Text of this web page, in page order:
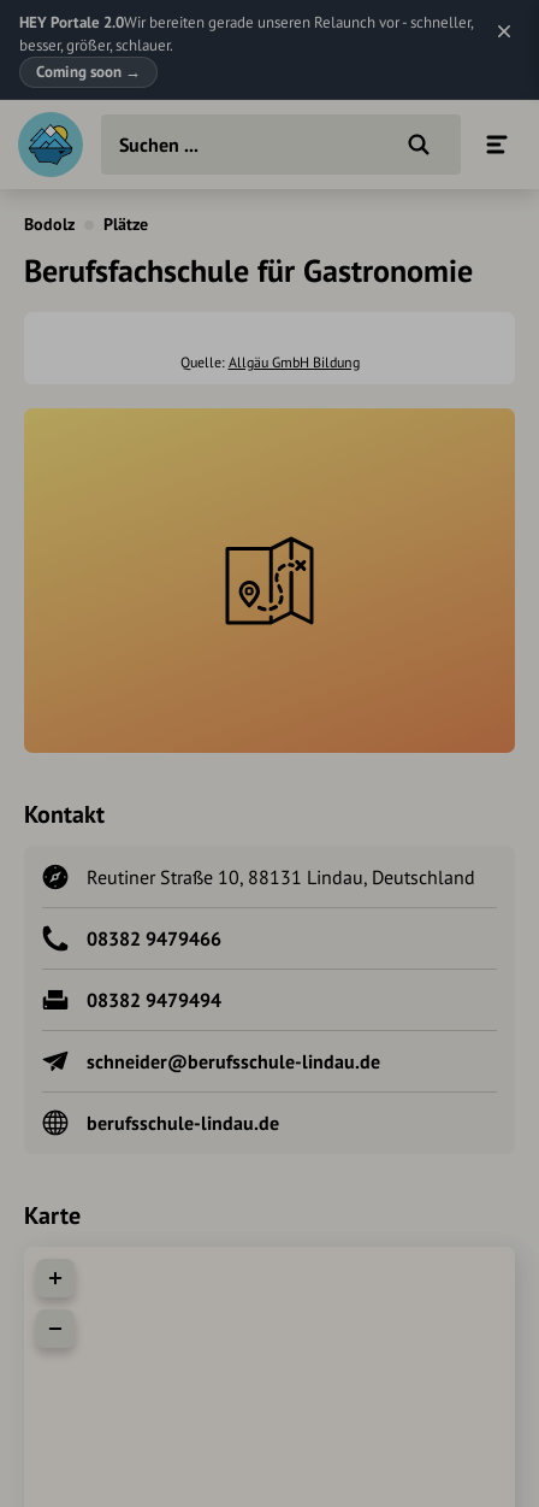
HEY Portale 2.0Wir bereiten gerade unseren Relaunch vor - schneller,
besser, größer, schlauer.
Coming soon →
Bodolz Plätze
Berufsfachschule für Gastronomie
Quelle: Allgäu GmbH Bildung
Kontakt
Reutiner Straße 10, 88131 Lindau, Deutschland
08382 9479466
08382 9479494
schneider@berufsschule-lindau.de
berufsschule-lindau.de
Karte